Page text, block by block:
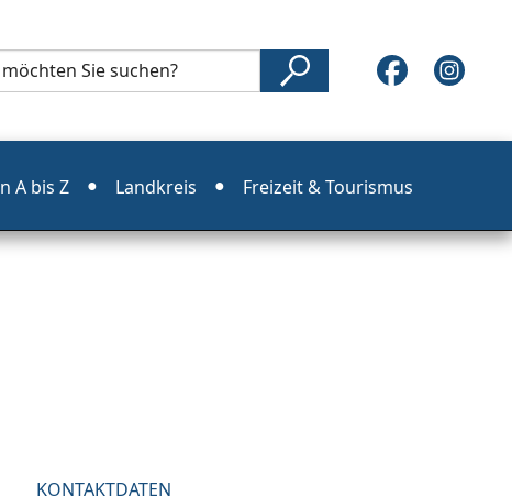
A bis Z Landkreis Freizeit & Tourismus
KONTAKTDATEN